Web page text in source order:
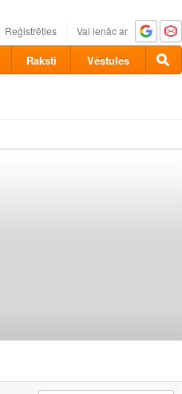
Reģistrēties Vai ienāc ar
Raksti Vēstules